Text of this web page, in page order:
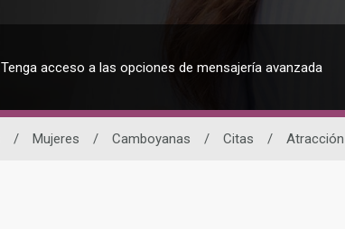
Tenga acceso a las opciones de mensajería avanzada
/ Mujeres / Camboyanas / Citas / Atracción